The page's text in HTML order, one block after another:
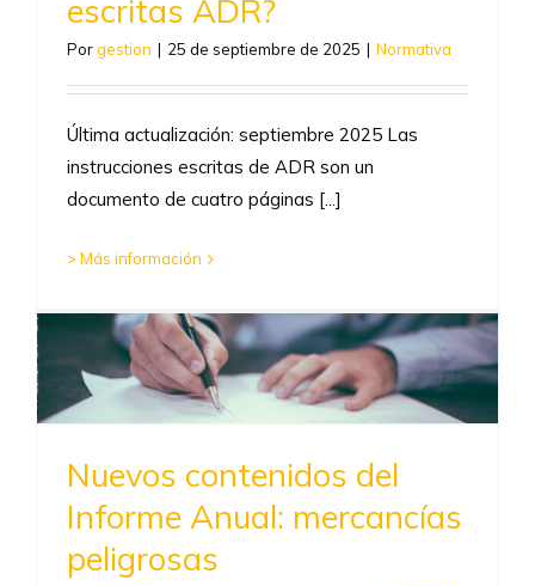
escritas ADR?
Porgestion | 25 de septiembre de 2025 | Normativa
Última actualización: septiembre 2025 Las
instrucciones escritas de ADR son un
documento de cuatro páginas [...]
> Más información
Nuevos contenidos del
Informe Anual: mercancías
peligrosas